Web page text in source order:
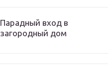
Парадный вход в
загородный дом